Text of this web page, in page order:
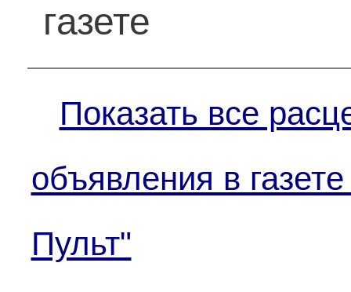
газете
Показать все
объявления в
Пульт"